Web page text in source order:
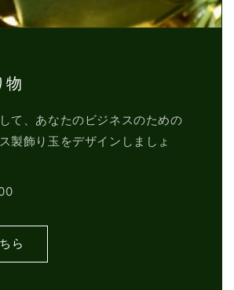
物
て、あなたのビジネスのための
製飾り玉をデザインしましょ
ら